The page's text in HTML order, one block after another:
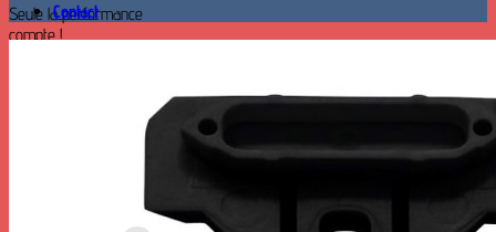
Seule la performance
compte !
€ 0
Contact